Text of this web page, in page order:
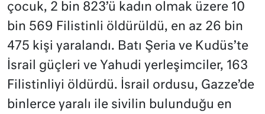
çocuk, 2 bin 823’ü kadın olmak üzere 10
bin 569 Filistinli öldürüldü, en az 26 bin
475 kişi yaralandı. Batı Şeria ve Kudüs’te
İsrail güçleri ve Yahudi yerleşimciler, 163
Filistinliyi öldürdü. İsrail ordusu, Gazze’de
binlerce yaralı ile sivilin bulunduğu en